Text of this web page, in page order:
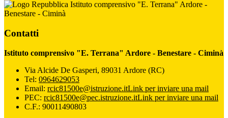
Istituto comprensivo "E. Terrana" Ardore -
Benestare - Ciminà
Contatti
Istituto comprensivo "E. Terrana" Ardore - Benestare - Ciminà
Via Alcide De Gasperi, 89031 Ardore (RC)
Tel: 0964629053
Email: rcic81500e@istruzione.itLink per inviare una mail
PEC: rcic81500e@pec.istruzione.itLink per inviare una mail
C.F.: 90011490803